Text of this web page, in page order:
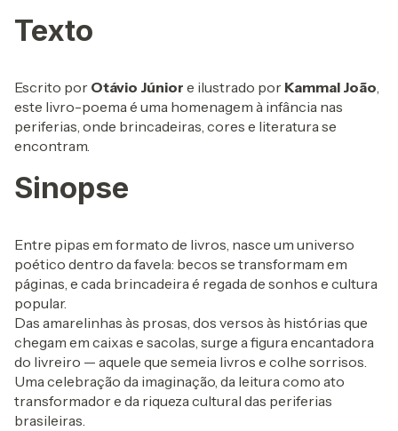
Texto
Escrito por Otávio Júnior e ilustrado por Kammal João,
este livro-poema é uma homenagem à infância nas
periferias, onde brincadeiras, cores e literatura se
encontram.
Sinopse
Entre pipas em formato de livros, nasce um universo
poético dentro da favela: becos se transformam em
páginas, e cada brincadeira é regada de sonhos e cultura
popular.
Das amarelinhas às prosas, dos versos às histórias que
chegam em caixas e sacolas, surge a figura encantadora
do livreiro — aquele que semeia livros e colhe sorrisos.
Uma celebração da imaginação, da leitura como ato
transformador e da riqueza cultural das periferias
brasileiras.